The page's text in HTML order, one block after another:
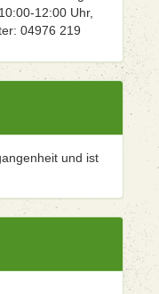
12:00 Uhr,
04976 219
und ist